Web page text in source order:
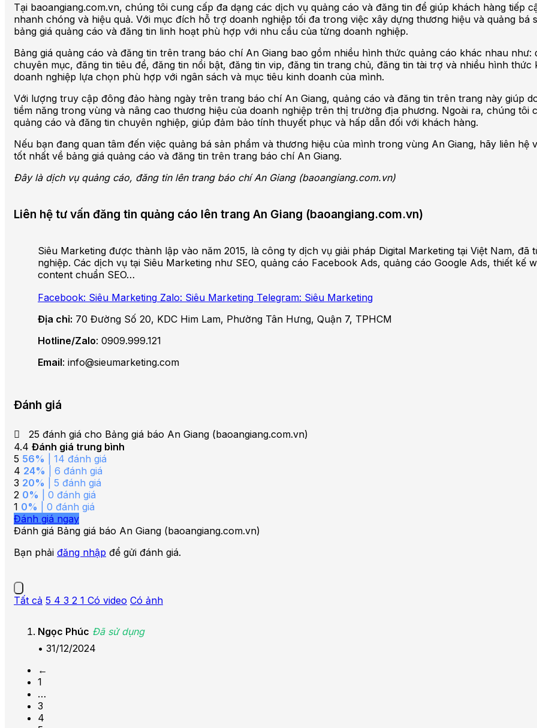
Tại baoangiang.com.vn, chúng tôi cung cấp đa dạng các dịch vụ quảng cáo và đăng tin để giúp khách hàng tiếp
nhanh chóng và hiệu quả. Với mục đích hỗ trợ doanh nghiệp tối đa trong việc xây dựng thương hiệu và quảng bá
bảng giá quảng cáo và đăng tin linh hoạt phù hợp với nhu cầu của từng doanh nghiệp.
Bảng giá quảng cáo và đăng tin trên trang báo chí An Giang bao gồm nhiều hình thức quảng cáo khác nhau
chuyên mục, đăng tin tiêu đề, đăng tin nổi bật, đăng tin vip, đăng tin trang chủ, đăng tin tài trợ và nhiều hình thức
doanh nghiệp lựa chọn phù hợp với ngân sách và mục tiêu kinh doanh của mình.
Với lượng truy cập đông đảo hàng ngày trên trang báo chí An Giang, quảng cáo và đăng tin trên trang này giúp
tiềm năng trong vùng và nâng cao thương hiệu của doanh nghiệp trên thị trường địa phương. Ngoài ra, chúng
quảng cáo và đăng tin chuyên nghiệp, giúp đảm bảo tính thuyết phục và hấp dẫn đối với khách hàng.
Nếu bạn đang quan tâm đến việc quảng bá sản phẩm và thương hiệu của mình trong vùng An Giang, hãy liên
tốt nhất về bảng giá quảng cáo và đăng tin trên trang báo chí An Giang.
Đây là dịch vụ quảng cáo, đăng tin lên trang báo chí An Giang (baoangiang.com.vn)
Liên hệ tư vấn đăng tin quảng cáo lên trang An Giang (baoangiang.com.vn)
Siêu Marketing được thành lập vào năm 2015, là công ty dịch vụ giải pháp Digital Marketing tại Việt Nam,
nghiệp. Các dịch vụ tại Siêu Marketing như SEO, quảng cáo Facebook Ads, quảng cáo Google Ads, thiết kế
content chuẩn SEO…
Facebook: Siêu Marketing Zalo: Siêu Marketing Telegram: Siêu Marketing
Địa chỉ: 70 Đường Số 20, KDC Him Lam, Phường Tân Hưng, Quận 7, TPHCM
Hotline/Zalo: 0909.999.121
Email: info@sieumarketing.com
Đánh giá
25 đánh giá cho Bảng giá báo An Giang (baoangiang.com.vn)
4.4 Đánh giá trung bình
5 56% | 14 đánh giá
4 24% | 6 đánh giá
3 20% | 5 đánh giá
2 0% | 0 đánh giá
1 0% | 0 đánh giá
Đánh giá ngay
Đánh giá Bảng giá báo An Giang (baoangiang.com.vn)
Bạn phải đăng nhập để gửi đánh giá.
Tất cả 5 4 3 2 1 Có video Có ảnh
Ngọc Phúc Đã sử dụng
• 31/12/2024
←
1
…
3
4